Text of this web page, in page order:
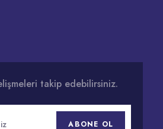
takip edebilirsiniz.
ABONE OL